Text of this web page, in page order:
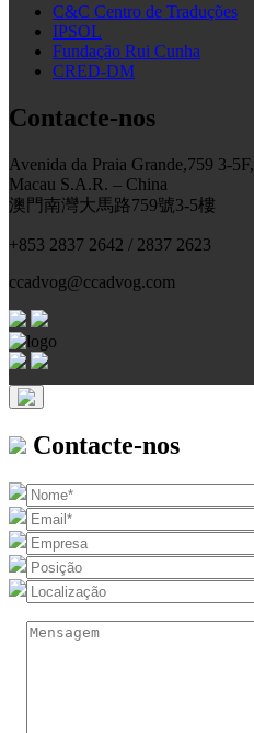
C&C Centro de Traduções
IPSOL
Fundação Rui Cunha
CRED-DM
Contacte-nos
Avenida da Praia Grande,759 3-5F,
Macau S.A.R. – China
澳門南灣大馬路759號3-5樓
+853 2837 2642 / 2837 2623
ccadvog@ccadvog.com
Contacte-nos